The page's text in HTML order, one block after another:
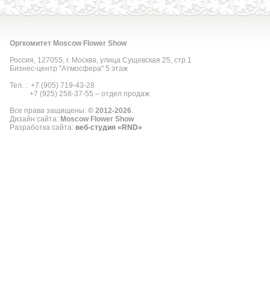
Оргкомитет Moscow Flower Show
Россия, 127055, г. Москва, улица Сущевская 25, стр.1
Бизнес-центр "Атмосфера" 5 этаж
Тел. : +7 (905) 719-43-28
+7 (925) 258-37-55 – отдел продаж
Все права защищены: © 2012-2026.
Дизайн сайта: Moscow Flower Show
Разработка сайта: веб-студия «RND»